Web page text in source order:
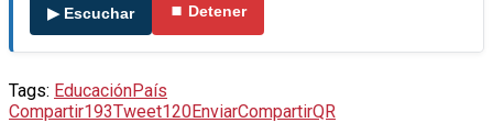
▶ Escuchar ⏹ Detener
Tags: EducaciónPaís
Compartir193Tweet120EnviarCompartirQR